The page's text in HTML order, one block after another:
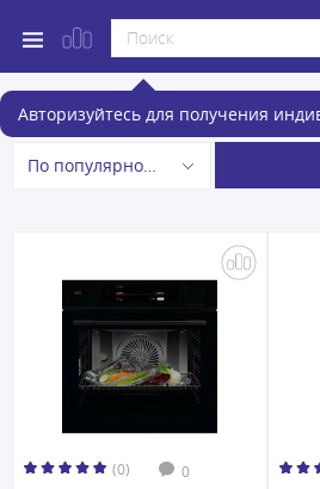
Авторизуйтесь для получения
Электрические духовые
По популярности
(0) 0